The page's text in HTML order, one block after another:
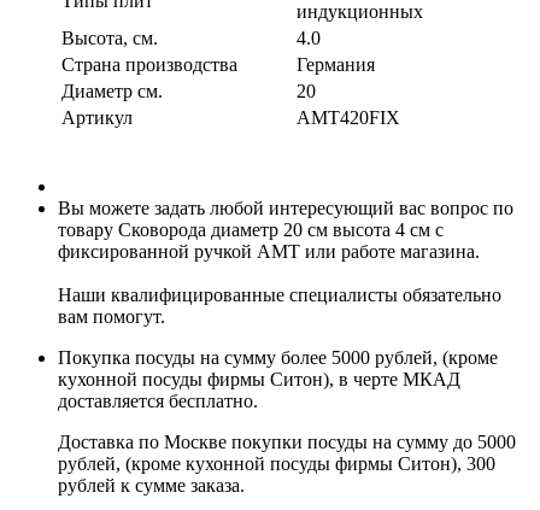
индукционных
Высота, см.
4.0
Страна производства
Германия
Диаметр см.
20
Артикул
AMT420FIX
Вы можете задать любой интересующий вас вопрос по
товару Сковорода диаметр 20 см высота 4 см с
фиксированной ручкой AMT или работе магазина.
Наши квалифицированные специалисты обязательно
вам помогут.
Покупка посуды на сумму более 5000 рублей, (кроме
кухонной посуды фирмы Ситон), в черте МКАД
доставляется бесплатно.
Доставка по Москве покупки посуды на сумму до 5000
рублей, (кроме кухонной посуды фирмы Ситон), 300
рублей к сумме заказа.